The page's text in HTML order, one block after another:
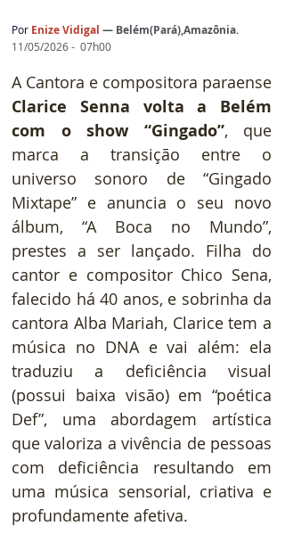
Por Enize Vidigal — Belém(Pará),Amazônia.
11/05/2026 -  07h00
Clarice Senna volta a Belém
com o show “Gingado”, que
marca a transição entre o
universo sonoro de “Gingado
Mixtape” e anuncia o seu novo
álbum, “A Boca no Mundo”,
prestes a ser lançado. Filha do
cantor e compositor Chico Sena,
falecido há 40 anos, e sobrinha da
cantora Alba Mariah, Clarice tem a
música no DNA e vai além: ela
traduziu a deficiência visual
(possui baixa visão) em “poética
Def”, uma abordagem artística
que valoriza a vivência de pessoas
com deficiência resultando em
uma música sensorial, criativa e
profundamente afetiva.